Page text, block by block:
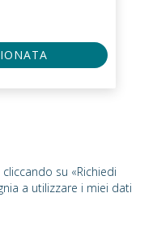
cliccando su «Richiedi
a utilizzare i miei dati